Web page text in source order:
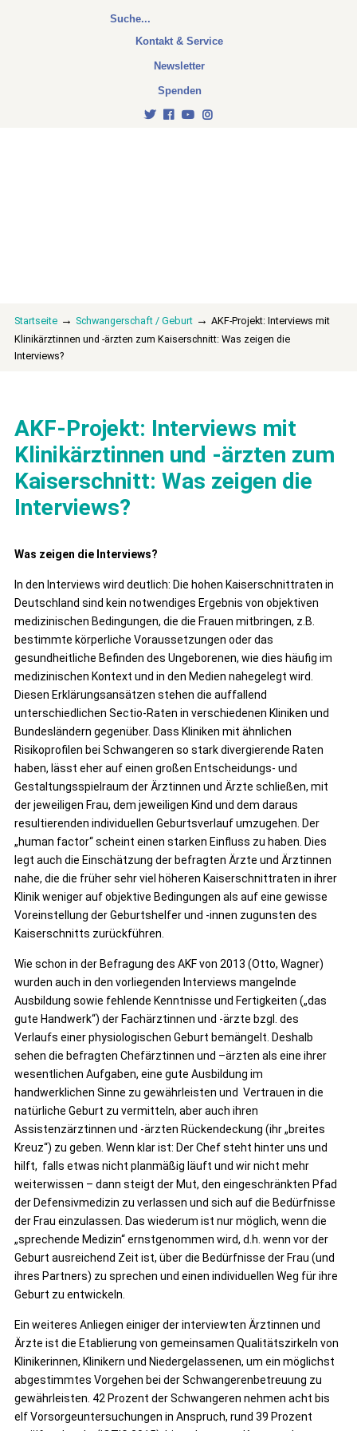
Kontakt & Service
Newsletter
Spenden
Startseite → Schwangerschaft / Geburt → AKF-Projekt: Interviews mit
Klinikärztinnen und -ärzten zum Kaiserschnitt: Was zeigen die
Interviews?
AKF-Projekt: Interviews mit
Klinikärztinnen und -ärzten zum
Kaiserschnitt: Was zeigen die
Interviews?
Was zeigen die Interviews?
In den Interviews wird deutlich: Die hohen Kaiserschnittraten in
Deutschland sind kein notwendiges Ergebnis von objektiven
medizinischen Bedingungen, die die Frauen mitbringen, z.B.
bestimmte körperliche Voraussetzungen oder das
gesundheitliche Befinden des Ungeborenen, wie dies häufig im
medizinischen Kontext und in den Medien nahegelegt wird.
Diesen Erklärungsansätzen stehen die auffallend
unterschiedlichen Sectio-Raten in verschiedenen Kliniken und
Bundesländern gegenüber. Dass Kliniken mit ähnlichen
Risikoprofilen bei Schwangeren so stark divergierende Raten
haben, lässt eher auf einen großen Entscheidungs- und
Gestaltungsspielraum der Ärztinnen und Ärzte schließen, mit
der jeweiligen Frau, dem jeweiligen Kind und dem daraus
resultierenden individuellen Geburtsverlauf umzugehen. Der
„human factor“ scheint einen starken Einfluss zu haben. Dies
legt auch die Einschätzung der befragten Ärzte und Ärztinnen
nahe, die die früher sehr viel höheren Kaiserschnittraten in ihrer
Klinik weniger auf objektive Bedingungen als auf eine gewisse
Voreinstellung der Geburtshelfer und -innen zugunsten des
Kaiserschnitts zurückführen.
Wie schon in der Befragung des AKF von 2013 (Otto, Wagner)
wurden auch in den vorliegenden Interviews mangelnde
Ausbildung sowie fehlende Kenntnisse und Fertigkeiten („das
gute Handwerk“) der Fachärztinnen und -ärzte bzgl. des
Verlaufs einer physiologischen Geburt bemängelt. Deshalb
sehen die befragten Chefärztinnen und –ärzten als eine ihrer
wesentlichen Aufgaben, eine gute Ausbildung im
handwerklichen Sinne zu gewährleisten und Vertrauen in die
natürliche Geburt zu vermitteln, aber auch ihren
Assistenzärztinnen und -ärzten Rückendeckung (ihr „breites
Kreuz“) zu geben. Wenn klar ist: Der Chef steht hinter uns und
hilft, falls etwas nicht planmäßig läuft und wir nicht mehr
weiterwissen – dann steigt der Mut, den eingeschränkten Pfad
der Defensivmedizin zu verlassen und sich auf die Bedürfnisse
der Frau einzulassen. Das wiederum ist nur möglich, wenn die
„sprechende Medizin“ ernstgenommen wird, d.h. wenn vor der
Geburt ausreichend Zeit ist, über die Bedürfnisse der Frau (und
ihres Partners) zu sprechen und einen individuellen Weg für ihre
Geburt zu entwickeln.
Ein weiteres Anliegen einiger der interviewten Ärztinnen und
Ärzte ist die Etablierung von gemeinsamen Qualitätszirkeln von
Klinikerinnen, Klinikern und Niedergelassenen, um ein möglichst
abgestimmtes Vorgehen bei der Schwangerenbetreuung zu
gewährleisten. 42 Prozent der Schwangeren nehmen acht bis
elf Vorsorgeuntersuchungen in Anspruch, rund 39 Prozent